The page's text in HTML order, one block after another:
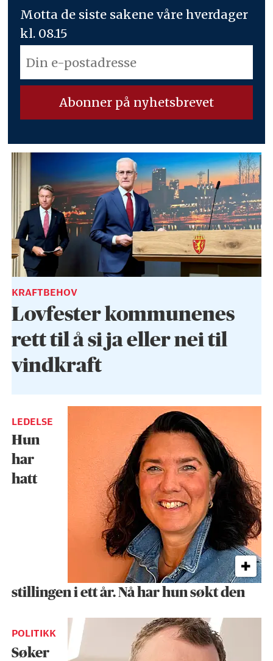
Motta de siste sakene våre hverdager
kl. 08.15
KRAFTBEHOV
Lovfester kommunenes
rett til å si ja eller nei til
vindkraft
LEDELSE
Hun
har
hatt
stillingen i ett år. Nå har hun søkt den
POLITIKK
Søker